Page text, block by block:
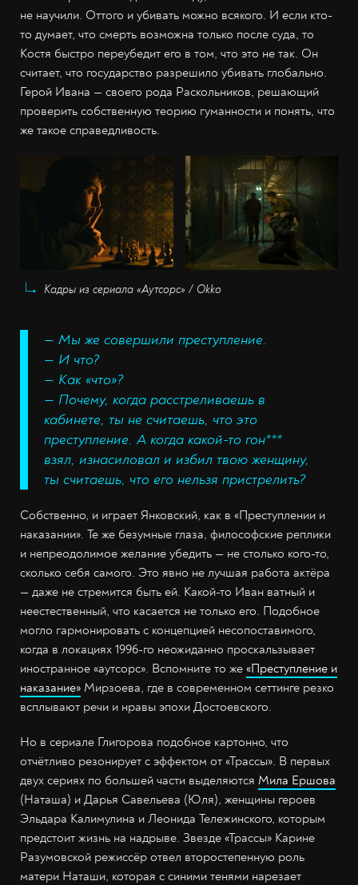
не научили. Оттого и убивать можно всякого. И если кто-
то думает, что смерть возможна только после суда, то
Костя быстро переубедит его в том, что это не так. Он
считает, что государство разрешило убивать глобально.
Герой Ивана — своего рода Раскольников, решающий
проверить собственную теорию гуманности и понять, что
же такое справедливость.
Кадры из сериала «Аутсорс» / Okko
— Мы же совершили преступление.
— И что?
— Как «что»?
— Почему, когда расстреливаешь в
кабинете, ты не считаешь, что это
преступление. А когда какой-то гон***
взял, изнасиловал и избил твою женщину,
ты считаешь, что его нельзя пристрелить?
Собственно, и играет Янковский, как в «Преступлении и
наказании». Те же безумные глаза, философские реплики
и непреодолимое желание убедить — не столько кого-то,
сколько себя самого. Это явно не лучшая работа актёра
— даже не стремится быть ей. Какой-то Иван ватный и
неестественный, что касается не только его. Подобное
могло гармонировать с концепцией несопоставимого,
когда в локациях 1996-го неожиданно проскальзывает
иностранное «аутсорс». Вспомните то же «Преступление и
наказание» Мирзоева, где в современном сеттинге резко
всплывают речи и нравы эпохи Достоевского.
Но в сериале Глигорова подобное картонно, что
отчётливо резонирует с эффектом от «Трассы». В первых
двух сериях по большей части выделяются Мила Ершова
(Наташа) и Дарья Савельева (Юля), женщины героев
Эльдара Калимулина и Леонида Тележинского, которым
предстоит жизнь на надрыве. Звезде «Трассы» Карине
Разумовской режиссёр отвел второстепенную роль
матери Наташи, которая с синими тенями нарезает